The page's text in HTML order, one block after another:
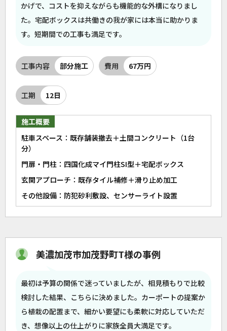
かげで、コストを抑えながらも機能的な外構になりまし
た。宅配ボックスは共働きの我が家には本当に助かりま
す。短期間での工事も満足です。
工事内容 部分施工 費用 67万円
工期 12日
施工概要
駐車スペース：既存舗装撤去＋土間コンクリート（1台
分）
門扉・門柱：四国化成マイ門柱SI型＋宅配ボックス
玄関アプローチ：既存タイル補修＋滑り止め加工
その他設備：防犯砂利敷設、センサーライト設置
美濃加茂市加茂野町T様の事例
最初は予算の関係で迷っていましたが、相見積もりで比較
検討した結果、こちらに決めました。カーポートの提案か
ら植栽の配置まで、細かい要望にも柔軟に対応していただ
き、想像以上の仕上がりに家族全員大満足です。